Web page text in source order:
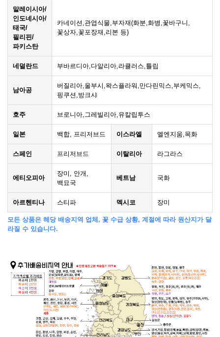
말레이시아/
인도네시아/
태국/
필리핀/
파키스탄
카네이션,관엽식물,부자재(화분,화병,꽃바구니,
꽃상자,꽃포장재,리본 등)
네덜란드 부바르디아,다알리아,라큘러스,튤립
남아공
버질리아,울부시,왁스플라워,만다린믹스,부케믹스,
핑쿠션,방크샤
호주 브로니아,그레빌리아,유칼립투스
일본 백합, 프리저브드 이스라엘 엘엔지움,목화
스페인 프리저브드 이탈리아 라그라스
에티오피아
장미, 안개,
백묘국
베트남 국화
아르헨티나 스티파 멕시코 장미
모든 상품은 해당 배송지역 업체, 꽃 수급 상황, 계절에 따라 원산지가 달
라질 수 있습니다.